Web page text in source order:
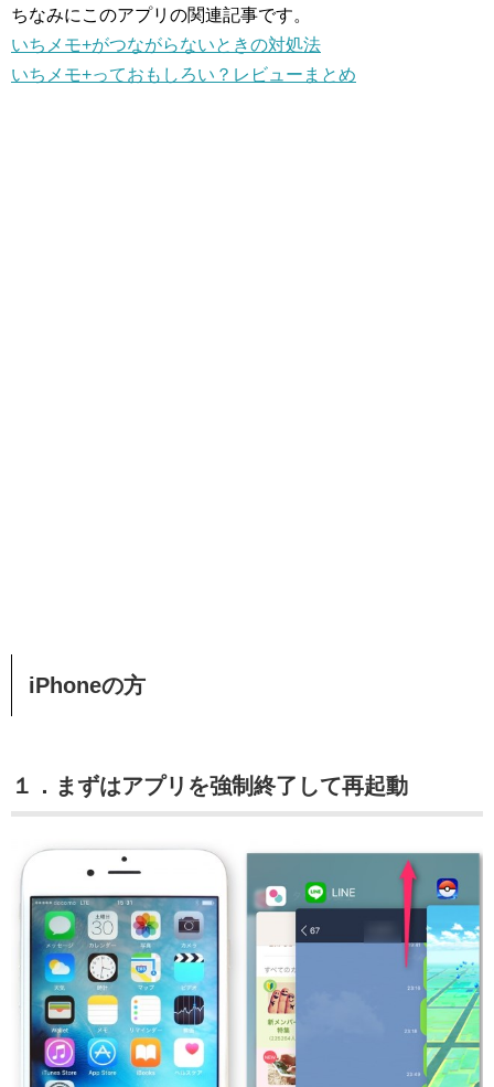
ちなみにこのアプリの関連記事です。
いちメモ+がつながらないときの対処法
いちメモ+っておもしろい？レビューまとめ
iPhoneの方
１．まずはアプリを強制終了して再起動